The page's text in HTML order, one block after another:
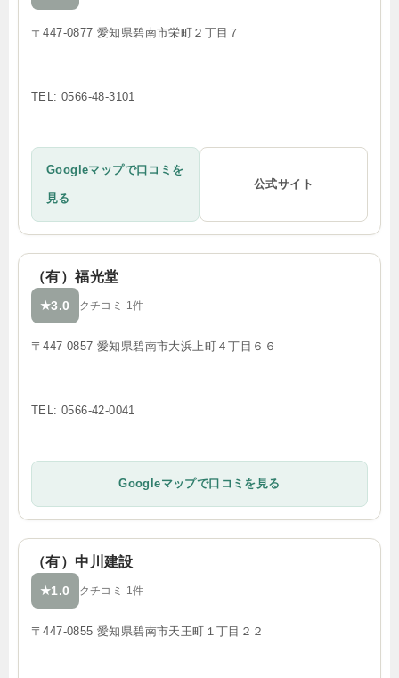
〒447-0877 愛知県碧南市栄町２丁目７
TEL: 0566-48-3101
Googleマップで口コミを
見る
公式サイト
（有）福光堂
★3.0 クチコミ 1件
〒447-0857 愛知県碧南市大浜上町４丁目６６
TEL: 0566-42-0041
Googleマップで口コミを見る
（有）中川建設
★1.0 クチコミ 1件
〒447-0855 愛知県碧南市天王町１丁目２２